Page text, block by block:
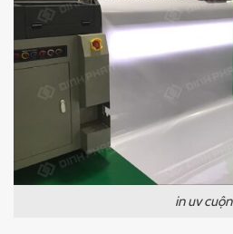
in uv cuộn